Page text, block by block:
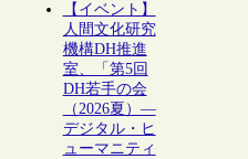
【イベント】
人間文化研究
機構DH推進
室、「第5回
DH若手の会
（2026夏）―
デジタル・ヒ
ューマニティ